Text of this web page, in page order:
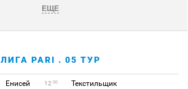
ЕЩЕ
ЛИГА PARI . 05 ТУР
Енисей 12 00 Текстильщик